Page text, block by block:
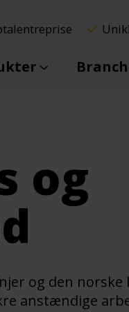
og
og den
anstændige